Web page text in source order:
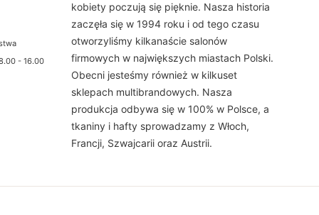
- 16.00
kobiety poczują się pięknie. Nasza historia
zaczęła się w 1994 roku i od tego czasu
otworzyliśmy kilkanaście salonów
firmowych w największych miastach Polski.
Obecni jesteśmy również w kilkuset
sklepach multibrandowych. Nasza
produkcja odbywa się w 100% w Polsce, a
tkaniny i hafty sprowadzamy z Włoch,
Francji, Szwajcarii oraz Austrii.